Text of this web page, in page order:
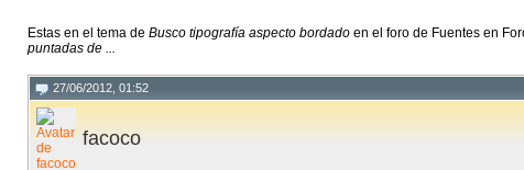
Estas en el tema de Busco tipografía aspecto bordado en el foro de Fuentes en
puntadas de ...
27/06/2012, 01:52
facoco